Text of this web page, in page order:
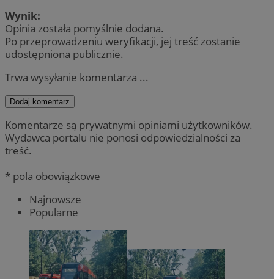
Wynik:
Opinia została pomyślnie dodana.
Po przeprowadzeniu weryfikacji, jej treść zostanie
udostępniona publicznie.
Trwa wysyłanie komentarza ...
Dodaj komentarz
Komentarze są prywatnymi opiniami użytkowników.
Wydawca portalu nie ponosi odpowiedzialności za
treść.
* pola obowiązkowe
Najnowsze
Popularne